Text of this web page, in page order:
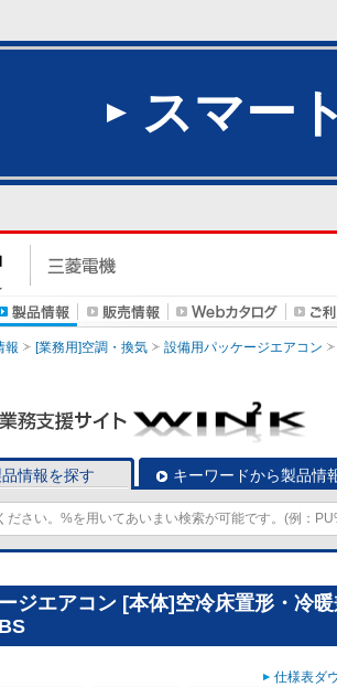
スマー
報 [業務用]空調・換気 設備用パッケージエアコン
情報を探す キーワードから製品情
ジエアコン [本体]空冷床置形・冷
仕様表ダ